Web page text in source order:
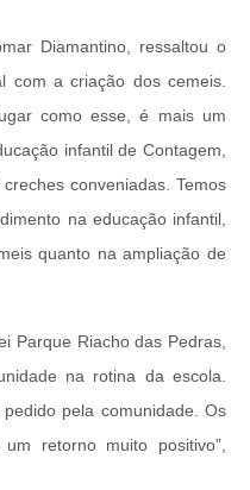
Diamantino, ressaltou o
com a criação dos cemeis.
como esse, é mais um
infantil de Contagem,
conveniadas. Temos
na educação infantil,
quanto na ampliação de
Parque Riacho das Pedras,
na rotina da escola.
pela comunidade. Os
retorno muito positivo”,